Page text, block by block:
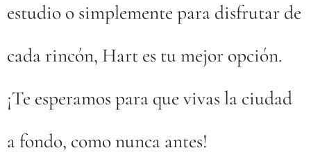
estudio o simplemente para disfrutar de
cada rincón, Hart es tu mejor opción.
¡Te esperamos para que vivas la ciudad
a fondo, como nunca antes!